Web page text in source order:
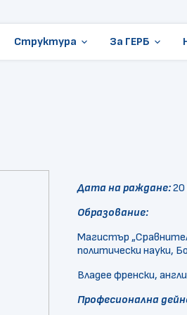
Структура keyboard_arrow_down
Организации
Президентски избори
За ГЕРБ keyboard_arrow_down
Дата на раждане:20
Образование:
Магистър
политически науки,
Владее френски,
Професионална